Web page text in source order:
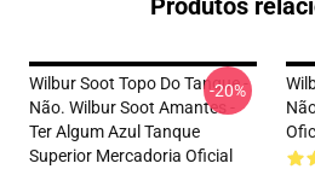
Produtos
Wilbur Soot Topo Do Tanque -
Não. Wilbur Soot Amantes -
Ter Algum Azul Tanque
Superior Mercadoria Oficial
-20%